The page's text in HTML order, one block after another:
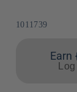
Sku:
1011739